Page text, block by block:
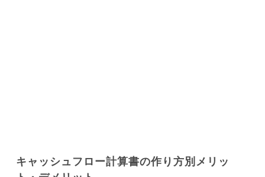
キャッシュフロー計算書の作り方別メリッ